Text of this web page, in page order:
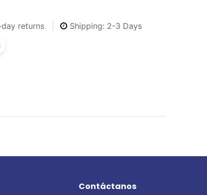
returns
Shipping: 2-3 Days
Contáctanos